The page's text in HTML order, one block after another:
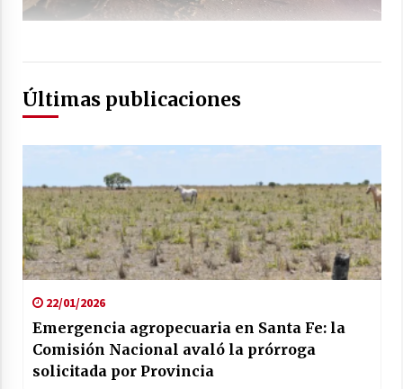
Últimas publicaciones
22/01/2026
Emergencia agropecuaria en Santa Fe: la
Comisión Nacional avaló la prórroga
solicitada por Provincia